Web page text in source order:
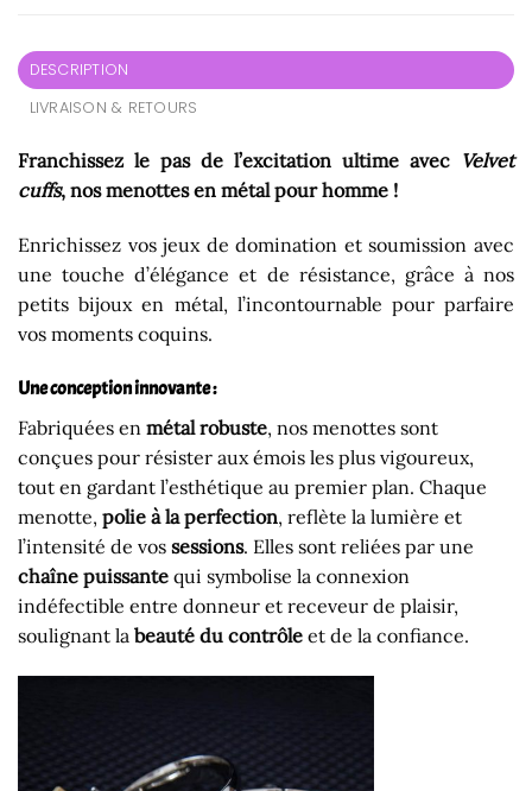
DESCRIPTION
LIVRAISON & RETOURS
Franchissez le pas de l’excitation ultime avec Velvet
cuffs, nos menottes en métal pour homme !
Enrichissez vos jeux de domination et soumission avec
une touche d’élégance et de résistance, grâce à nos
petits bijoux en métal, l’incontournable pour parfaire
vos moments coquins.
Une conception innovante :
Fabriquées en métal robuste, nos menottes sont
conçues pour résister aux émois les plus vigoureux,
tout en gardant l’esthétique au premier plan. Chaque
menotte, polie à la perfection, reflète la lumière et
l’intensité de vos sessions. Elles sont reliées par une
chaîne puissante qui symbolise la connexion
indéfectible entre donneur et receveur de plaisir,
soulignant la beauté du contrôle et de la confiance.